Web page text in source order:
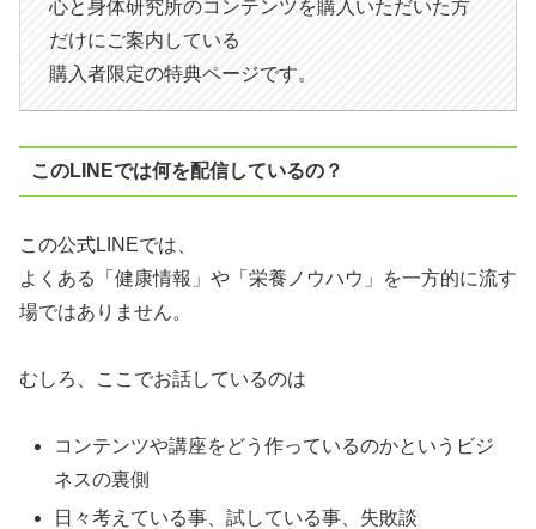
心と身体研究所のコンテンツを購入いただいた方
だけにご案内している
購入者限定の特典ページです。
このLINEでは何を配信しているの？
この公式LINEでは、
よくある「健康情報」や「栄養ノウハウ」を一方的に流す
場ではありません。
むしろ、ここでお話しているのは
コンテンツや講座をどう作っているのかというビジ
ネスの裏側
日々考えている事、試している事、失敗談